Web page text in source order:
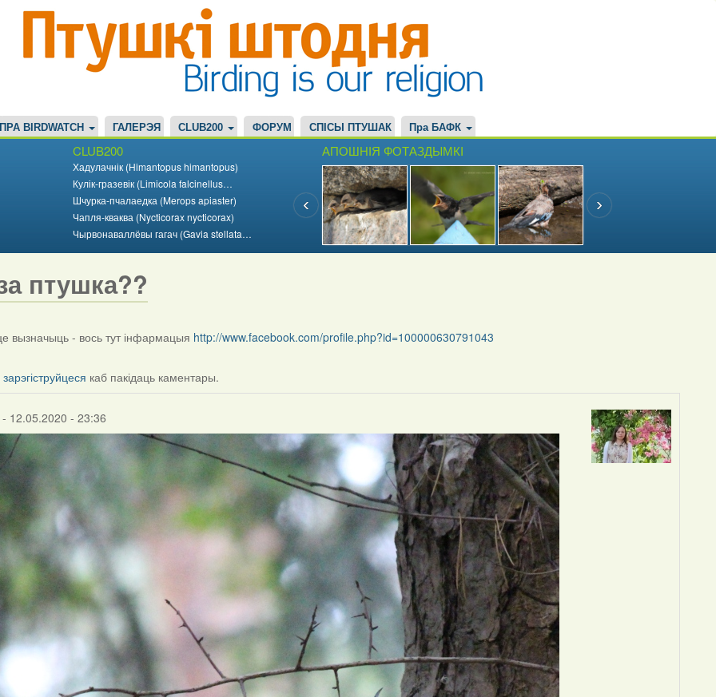
ПРА BIRDWATCH ГАЛЕРЭЯ CLUB200 ФОРУМ СПІСЫ ПТУШАК Пра БАФК
CLUB200
Хадулачнік (Himantopus himantopus)
Кулік-гразевік (Limicola falcinellus…
Шчурка-пчалаедка (Merops apiaster)
Чапля-кваква (Nycticorax nycticorax)
Чырвонаваллёвы гагач (Gavia stellata…
АПОШНІЯ ФОТАЗДЫМКІ
птушка??
вызначыць - вось тут інфармацыя http://www.facebook.com/profile.php?id=100000630791043
зарэгіструйцеся каб пакідаць каментары.
- 12.05.2020 - 23:36